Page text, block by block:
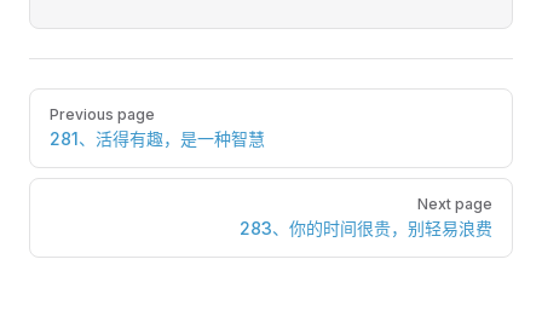
Pager
Previous page
281、活得有趣，是一种智慧
Next page
283、你的时间很贵，别轻易浪费